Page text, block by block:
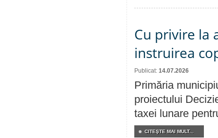
Cu privire la
instruirea
Publicat: 14.07.2026
Primăria
proiectului
taxei lunare
CITEŞTE MAI MULT...